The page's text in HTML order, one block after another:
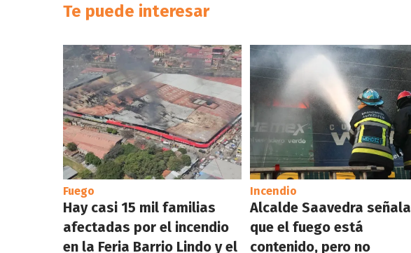
Te puede interesar
Fuego
Hay casi 15 mil familias
afectadas por el incendio
en la Feria Barrio Lindo y el
Incendio
Alcalde Saavedra señala
que el fuego está
contenido, pero no